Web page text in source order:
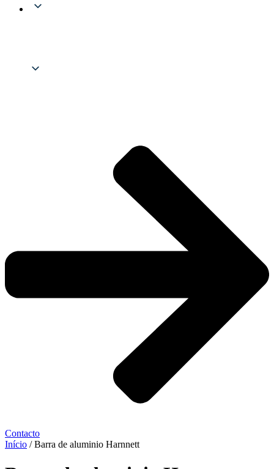
Contacto
Início / Barra de aluminio Harnnett